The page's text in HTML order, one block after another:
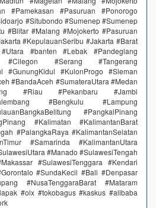
#Pamekasan #Pasuruan #Ponorogo
#Situbondo #Sumenep #Sumenep
#Blitar #Malang #Mojokerto #Pasuruan
#KepulauanSeribu #Jakarta #Barat
#banten #Lebak #Pandeglang
#Serang #Tangerang
#GunungKidul #KulonProgo #Sleman
#BandaAceh #SumateraUtara #Medan
#Riau #Pekanbaru #Jambi
#Bengkulu #Lampung
#PangkalPinang
#Kalimatan #KalimantanBarat
#PalangkaRaya #KalimantanSelatan
#Samarinda #KalimantanUtara
#Manado #SulawesiTengah
#SulawesiTenggara #Kendari
#SundaKecil #Bali #Denpasar
#NusaTenggaraBarat #Mataram
#olx #tokobagus #kaskus #alibaba